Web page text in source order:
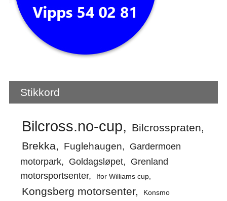
Stikkord
Bilcross.no-cup
Bilcrosspraten
Brekka
Fuglehaugen
Gardermoen
motorpark
Goldagsløpet
Grenland
motorsportsenter
Ifor Williams cup
Kongsberg motorsenter
Konsmo